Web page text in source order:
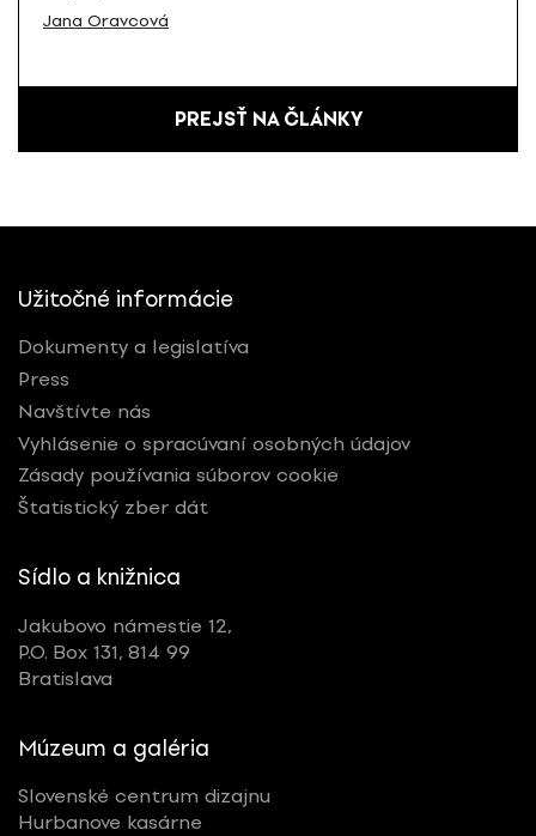
Jana Oravcová
PREJSŤ NA ČLÁNKY
Užitočné informácie
Dokumenty a legislatíva
Press
Navštívte nás
Vyhlásenie o spracúvaní osobných údajov
Zásady používania súborov cookie
Štatistický zber dát
Sídlo a knižnica
Jakubovo námestie 12,
P.O. Box 131, 814 99
Bratislava
Múzeum a galéria
Slovenské centrum dizajnu
Hurbanove kasárne